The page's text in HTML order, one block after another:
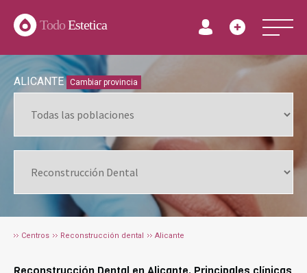
TodoEstetica
ALICANTE Cambiar provincia
Centros Reconstrucción dental Alicante